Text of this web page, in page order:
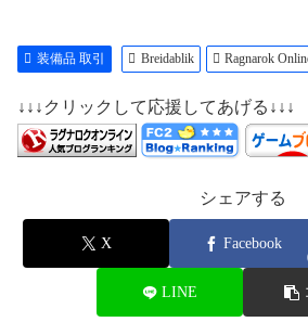
[勇者の靴]と
[短剣製作]Lv3習得時、
追加でAtk + 10
[剣製作]Lv3習得時、
[両手剣製作]Lv3習得時、
追加でAtk + 10
[ナックル製作]Lv3習得時、
追加でAtk + 10
[槍製作]Lv3習得時、
装備品 取引 Breidablik Ragnarok
↓↓↓クリックして応援してあげる↓↓↓
シェアする
X Facebook
LINE